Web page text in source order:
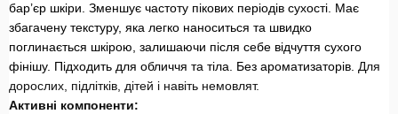
бар’єр шкіри. Зменшує частоту пікових періодів сухості. Має
збагачену текстуру, яка легко наноситься та швидко
поглинається шкірою, залишаючи після себе відчуття сухого
фінішу. Підходить для обличчя та тіла. Без ароматизаторів. Для
дорослих, підлітків, дітей і навіть немовлят.
Активні компоненти: